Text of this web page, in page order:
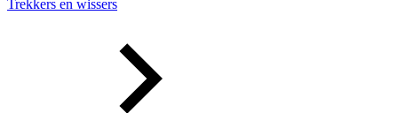
Trekkers en wissers